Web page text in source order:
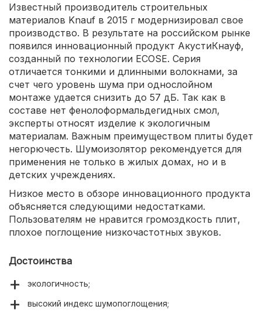
Известный производитель строительных
материалов Knauf в 2015 г модернизировал свое
производство. В результате на российском рынке
появился инновационный продукт АкустиКнауф,
созданный по технологии ECOSE. Серия
отличается тонкими и длинными волокнами, за
счет чего уровень шума при однослойном
монтаже удается снизить до 57 дБ. Так как в
составе нет фенолоформальдегидных смол,
эксперты относят изделие к экологичным
материалам. Важным преимуществом плиты будет
негорючесть. Шумоизолятор рекомендуется для
применения не только в жилых домах, но и в
детских учреждениях.
Низкое место в обзоре инновационного продукта
объясняется следующими недостатками.
Пользователям не нравится громоздкость плит,
плохое поглощение низкочастотных звуков.
Достоинства
экологичность;
высокий индекс шумопоглощения;